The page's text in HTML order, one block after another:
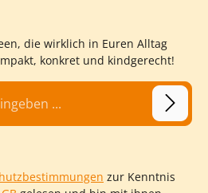
die wirklich in Euren Alltag
konkret und kindgerecht!
zur Kenntnis